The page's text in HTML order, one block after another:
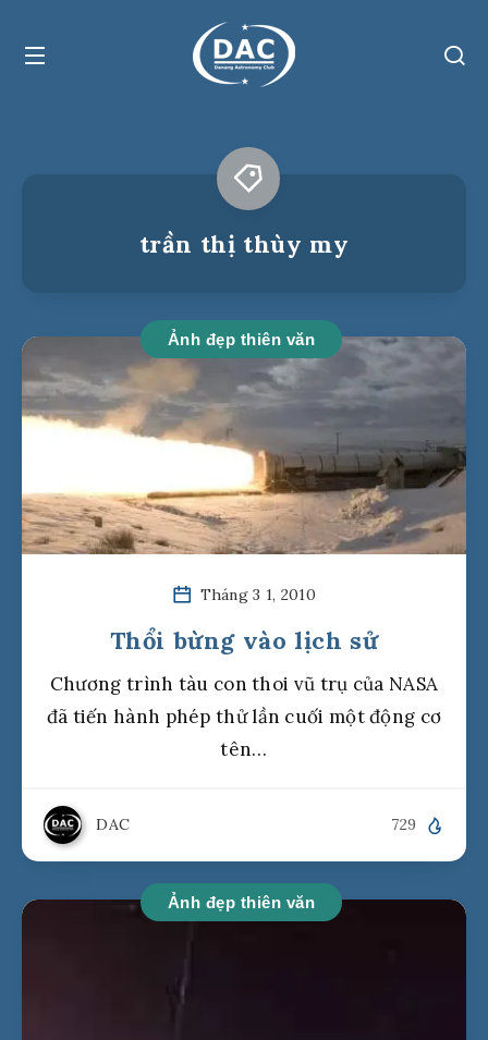
trần thị thùy my
Ảnh đẹp thiên văn
Tháng 3 1, 2010
Thổi bừng vào lịch sử
Chương trình tàu con thoi vũ trụ của NASA
đã tiến hành phép thử lần cuối một động cơ
tên…
DAC 729
Ảnh đẹp thiên văn